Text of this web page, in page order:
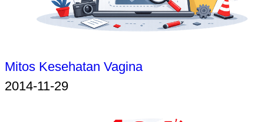
Mitos Kesehatan Vagina
2014-11-29